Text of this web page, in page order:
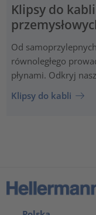
Klipsy do
Od
równoległego
płynami. Odkryj
Klipsy do kabli